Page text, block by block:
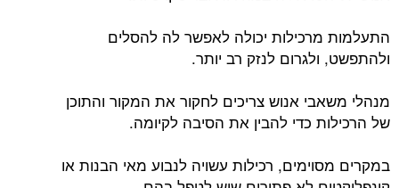
התעלמות מרכילות יכולה לאפשר לה להסלים
ולהתפשט, ולגרום לנזק רב יותר.
מנהלי משאבי אנוש צריכים לחקור את המקור והתוכן
של הרכילות כדי להבין את הסיבה לקיומה.
במקרים מסוימים, רכילות עשויה לנבוע מאי הבנות או